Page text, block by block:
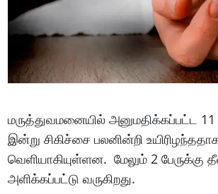
மருத்துவமனையில் அனுமதிக்கப்பட்ட 11
இன்று சிகிச்சை பலனின்றி
வெளியாகியுள்ளன. மேலும் 2 பேருக்கு
அளிக்கப்பட்டு வருகிறது.